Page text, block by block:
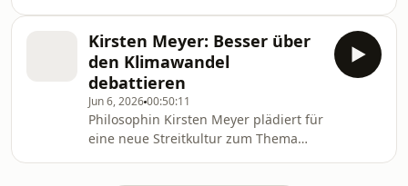
er verschiedene Friedenskonzepte,
die den Fokus auch auf
zwischenmenschliche Faktoren legen.
Von WDR 5.
Kirsten Meyer: Besser über
den Klimawandel
debattieren
Jun 6, 202600:50:11
Philosophin Kirsten Meyer plädiert für
eine neue Streitkultur zum Thema